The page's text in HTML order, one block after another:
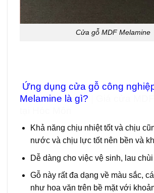
Cửa gỗ MDF Melamine
Ứng dụng cửa gỗ công
Melamine là gì?
Khả năng chịu nhiệt tốt và chịu
nước và chịu lực tốt nên bền và
Dễ dàng cho việc vệ sinh, lau chùi
Gỗ này rất đa dạng về màu sắc,
như hoa văn trên bề mặt với